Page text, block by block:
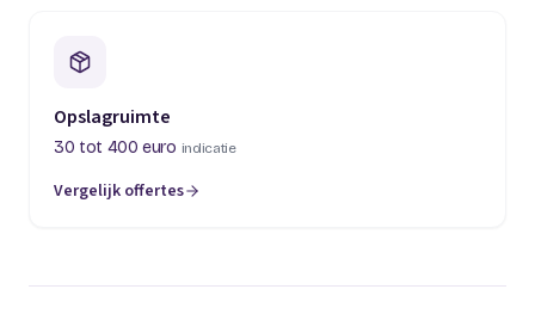
Opslagruimte
30 tot 400 euro indicatie
Vergelijk offertes
(opent in een nieuw tabblad)